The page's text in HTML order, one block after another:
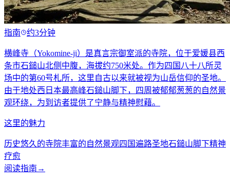
指南 约3分钟
横峰寺（Yokomine-ji）是真言宗御室派的寺院，位于爱媛县西
条市石鎚山北侧中腹，海拔约750米处。作为四国八十八所灵
场中的第60号札所，这里自古以来就被视为山岳信仰的圣地。
由于地处西日本最高峰石鎚山脚下，四周被郁郁葱葱的自然景
观环绕，为到访者提供了宁静与精神慰藉。
这里的魅力
历史悠久的寺院丰富的自然景观四国遍路圣地石鎚山脚下精神
疗愈
阅读指南 →